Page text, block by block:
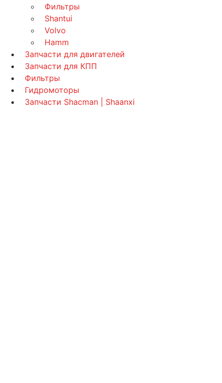
Фильтры
Shantui
Volvo
Hamm
Запчасти для двигателей
Запчасти для КПП
Фильтры
Гидромоторы
Запчасти Shacman | Shaanxi